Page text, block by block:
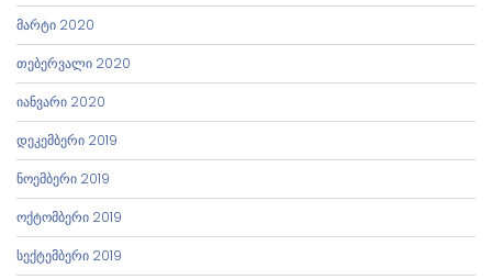
მარტი 2020
თებერვალი 2020
იანვარი 2020
დეკემბერი 2019
ნოემბერი 2019
ოქტომბერი 2019
სექტემბერი 2019